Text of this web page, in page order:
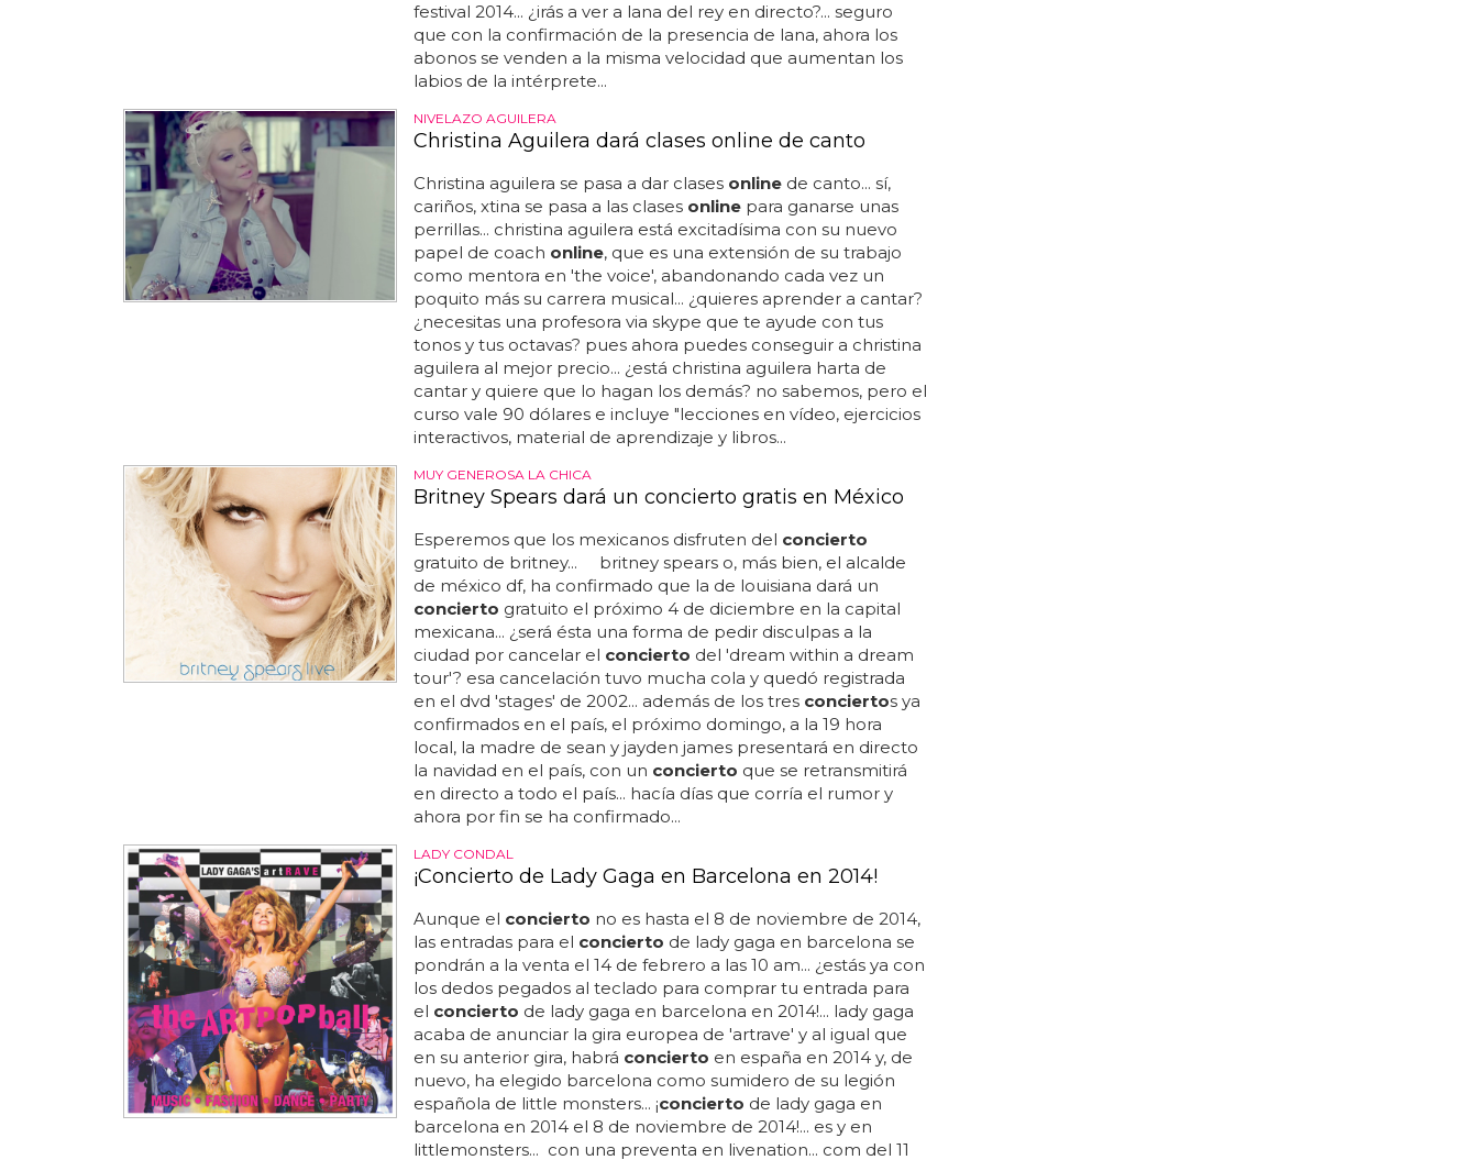
festival 2014... ¿irás a ver a lana del rey en directo?... seguro
que con la confirmación de la presencia de lana, ahora los
abonos se venden a la misma velocidad que aumentan los
labios de la intérprete...
NIVELAZO AGUILERA
Christina Aguilera dará clases online de canto
Christina aguilera se pasa a dar clases onlinede canto... sí,
cariños, xtina se pasa a las clases onlinepara ganarse unas
perrillas... christina aguilera está excitadísima con su nuevo
papel de coach online, que es una extensión de su trabajo
como mentora en 'the voice', abandonando cada vez un
poquito más su carrera musical... ¿quieres aprender a cantar?
¿necesitas una profesora via skype que te ayude con tus
tonos y tus octavas? pues ahora puedes conseguir a christina
aguilera al mejor precio... ¿está christina aguilera harta de
cantar y quiere que lo hagan los demás? no sabemos, pero el
curso vale 90 dólares e incluye "lecciones en vídeo, ejercicios
interactivos, material de aprendizaje y libros...
MUY GENEROSA LA CHICA
Britney Spears dará un concierto gratis en México
Esperemos que los mexicanos disfruten del concierto
gratuito de britney... britney spears o, más bien, el alcalde
de méxico df, ha confirmado que la de louisiana dará un
concierto gratuito el próximo 4 de diciembre en la capital
mexicana... ¿será ésta una forma de pedir disculpas a la
ciudad por cancelar el concierto del 'dream within a dream
tour'? esa cancelación tuvo mucha cola y quedó registrada
en el dvd 'stages' de 2002... además de los tres conciertos ya
confirmados en el país, el próximo domingo, a la 19 hora
local, la madre de sean y jayden james presentará en directo
la navidad en el país, con un concierto que se retransmitirá
en directo a todo el país... hacía días que corría el rumor y
ahora por fin se ha confirmado...
LADY CONDAL
¡Concierto de Lady Gaga en Barcelona en 2014!
Aunque el concierto no es hasta el 8 de noviembre de 2014,
las entradas para el concierto de lady gaga en barcelona se
pondrán a la venta el 14 de febrero a las 10 am... ¿estás ya con
los dedos pegados al teclado para comprar tu entrada para
el concierto de lady gaga en barcelona en 2014!... lady gaga
acaba de anunciar la gira europea de 'artrave' y al igual que
en su anterior gira, habrá concierto en españa en 2014 y, de
nuevo, ha elegido barcelona como sumidero de su legión
española de little monsters... ¡concierto de lady gaga en
barcelona en 2014 el 8 de noviembre de 2014!... es y en
littlemonsters... con una preventa en livenation... com del 11